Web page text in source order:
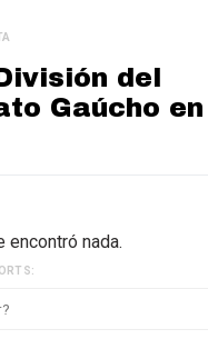
del
Gaúcho
encontró nada.